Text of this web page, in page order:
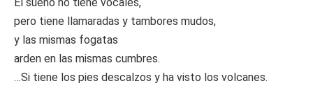
pero tiene llamaradas y tambores mudos,
y las mismas fogatas
arden en las mismas cumbres.
…Si tiene los pies descalzos y ha visto los volcanes.